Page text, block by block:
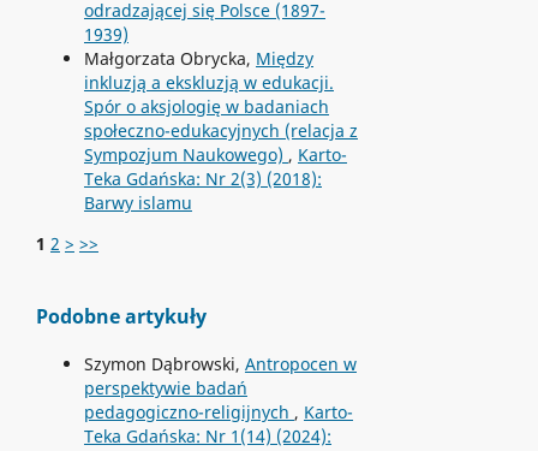
odradzającej się Polsce (1897-
1939)
Małgorzata Obrycka, Między
inkluzją a ekskluzją w edukacji.
Spór o aksjologię w badaniach
społeczno-edukacyjnych (relacja z
Sympozjum Naukowego) , Karto-
Teka Gdańska: Nr 2(3) (2018):
Barwy islamu
1 2 > >>
Podobne artykuły
Szymon Dąbrowski, Antropocen w
perspektywie badań
pedagogiczno-religijnych , Karto-
Teka Gdańska: Nr 1(14) (2024):